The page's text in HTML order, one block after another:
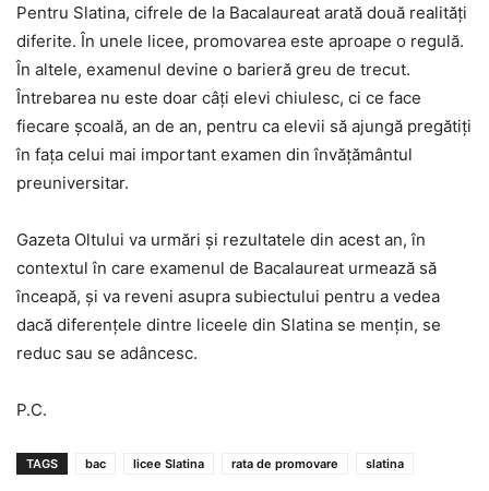
Pentru Slatina, cifrele de la Bacalaureat arată două realități
diferite. În unele licee, promovarea este aproape o regulă.
În altele, examenul devine o barieră greu de trecut.
Întrebarea nu este doar câți elevi chiulesc, ci ce face
fiecare școală, an de an, pentru ca elevii să ajungă pregătiți
în fața celui mai important examen din învățământul
preuniversitar.
Gazeta Oltului va urmări și rezultatele din acest an, în
contextul în care examenul de Bacalaureat urmează să
înceapă, și va reveni asupra subiectului pentru a vedea
dacă diferențele dintre liceele din Slatina se mențin, se
reduc sau se adâncesc.
P.C.
TAGS bac licee Slatina rata de promovare slatina